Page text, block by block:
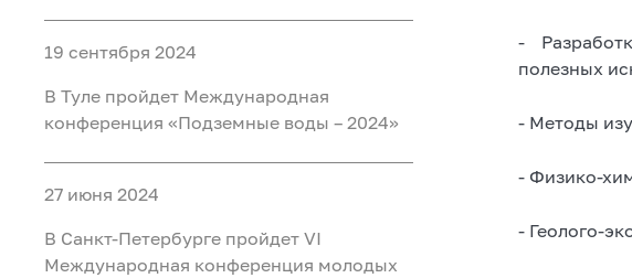
19 сентября 2024
В Туле пройдет Международная
конференция «Подземные воды – 2024»
27 июня 2024
В Санкт-Петербурге пройдет VI
Международная конференция молодых
-
полезных
- Методы
- Физико-
- Геолого-